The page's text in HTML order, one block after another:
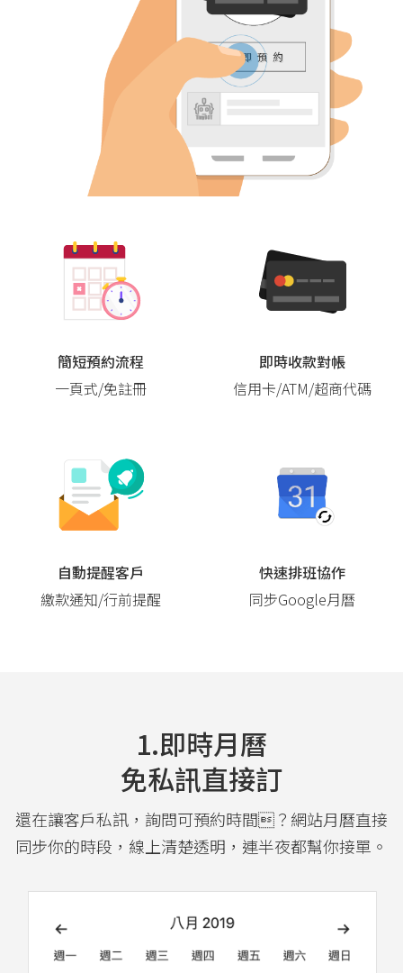
簡短預約流程
一頁式/免註冊
即時收款對帳
信用卡/ATM/超商代碼
自動提醒客戶
繳款通知/行前提醒
快速排班協作
同步Google月曆
1.即時月曆
免私訊直接訂
還在讓客戶私訊，詢問可預約時間？網站月曆直接
同步你的時段，線上清楚透明，連半夜都幫你接單。